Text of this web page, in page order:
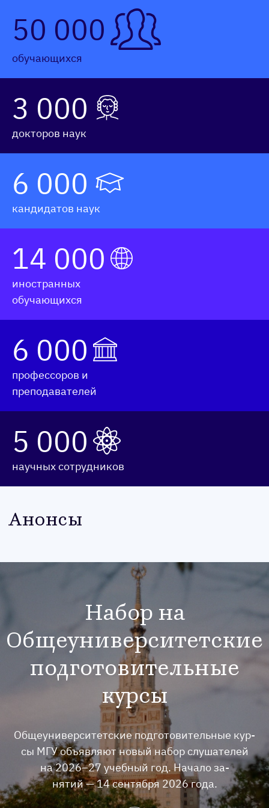
50 000
обу­ча­ющих­ся
14 000
иностранных
обучающихся
6 000
профессоров и
преподавателей
5 000
научных сотрудников
3 000
док­то­ров на­ук
6 000
кан­ди­датов на­ук
Анон­сы
Набор на
Общеуниверситетские
подготовительные
курсы
Об­ще­уни­вер­си­тет­ские под­го­тови­тель­ные кур­
сы МГУ объ­яв­ля­ют но­вый на­бор слу­шате­лей
на 2026–27 учеб­ный год. На­чало за­
нятий — 14 сен­тября 2026 го­да.